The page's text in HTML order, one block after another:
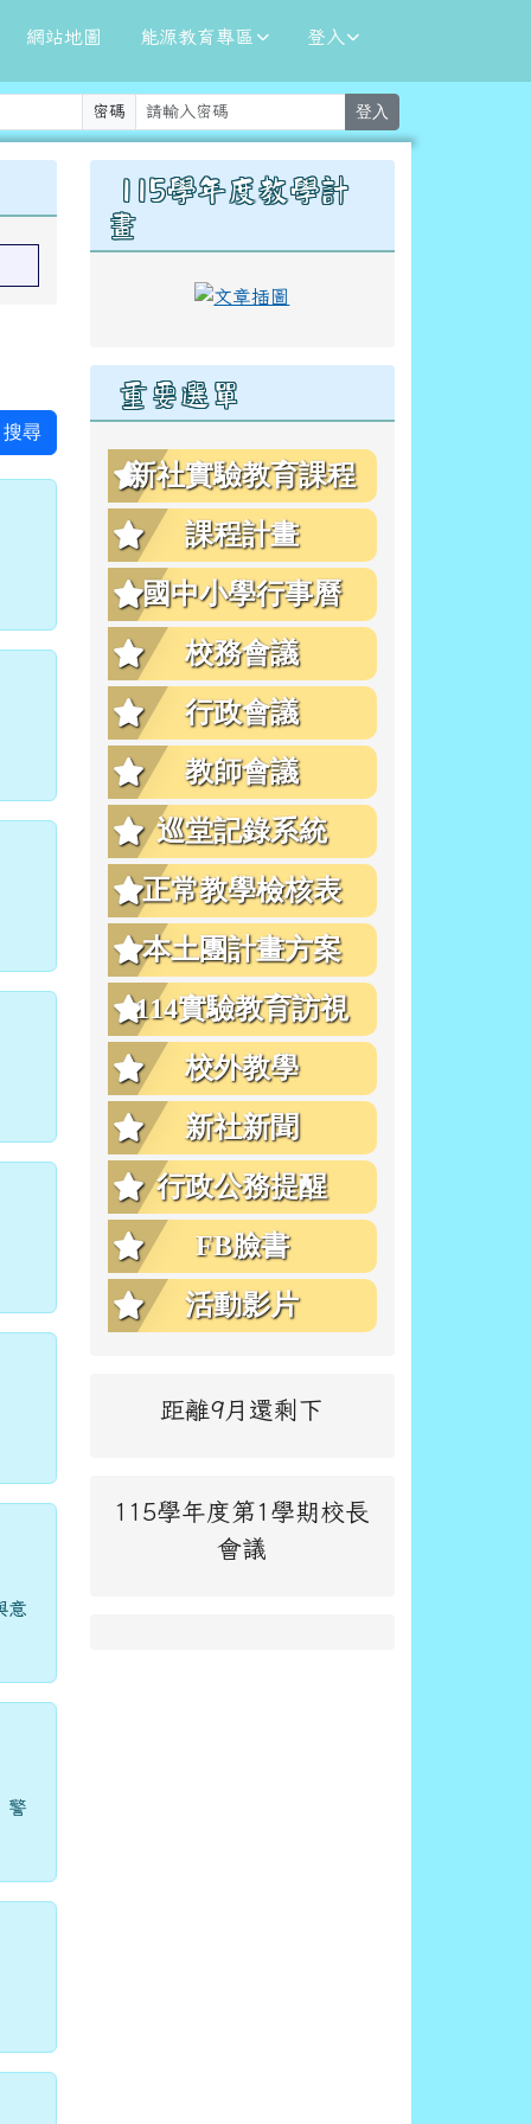
網站地圖 能源教育專區 登入
密碼 登入
搜尋
意
警
右邊區域內容
115學年度教學計
畫
重要選單
新社實驗教育課程
課程計畫
國中小學行事曆
校務會議
行政會議
教師會議
巡堂記錄系統
正常教學檢核表
本土團計畫方案
114實驗教育訪視
校外教學
新社新聞
行政公務提醒
FB臉書
活動影片
距離9月還剩下
115學年度第1學期校長
會議